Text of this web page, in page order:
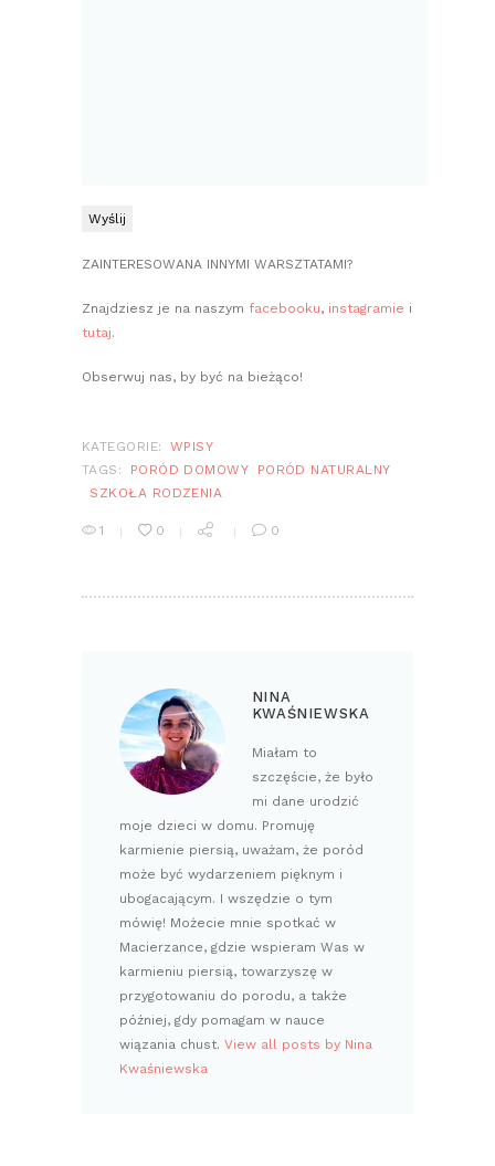
ZAINTERESOWANA INNYMI WARSZTATAMI?
Znajdziesz je na naszym facebooku, instagramie i
tutaj.
Obserwuj nas, by być na bieżąco!
KATEGORIE:
WPISY
TAGS:
PORÓD DOMOWY
PORÓD NATURALNY
SZKOŁA RODZENIA
1 0 0
NINA
KWAŚNIEWSKA
Miałam to
szczęście, że było
mi dane urodzić
moje dzieci w domu. Promuję
karmienie piersią, uważam, że poród
może być wydarzeniem pięknym i
ubogacającym. I wszędzie o tym
mówię! Możecie mnie spotkać w
Macierzance, gdzie wspieram Was w
karmieniu piersią, towarzyszę w
przygotowaniu do porodu, a także
później, gdy pomagam w nauce
wiązania chust. View all posts by Nina
Kwaśniewska